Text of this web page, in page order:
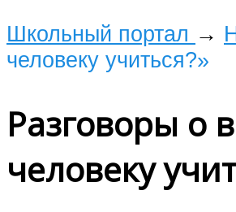
Школьный портал →
человеку учиться?»
Разговоры о
человеку